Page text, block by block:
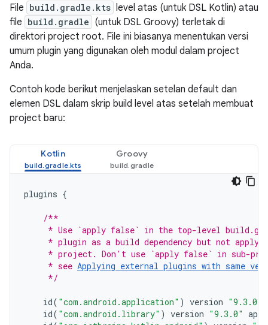
File build.gradle.kts level atas (untuk DSL Kotlin) atau
file build.gradle (untuk DSL Groovy) terletak di
direktori project root. File ini biasanya menentukan versi
umum plugin yang digunakan oleh modul dalam project
Anda.
Contoh kode berikut menjelaskan setelan default dan
elemen DSL dalam skrip build level atas setelah membuat
project baru:
Kotlin Groovy
plugins {
/**
* Use `apply false` in the top-level
* plugin as a build dependency but not apply
* project. Don't use `apply false` in sub-
     * see
Applying external plugins with same
     */
id( "com.android.application" ) version "9.3.0"
id( "com.android.library" ) version "9.3.0"